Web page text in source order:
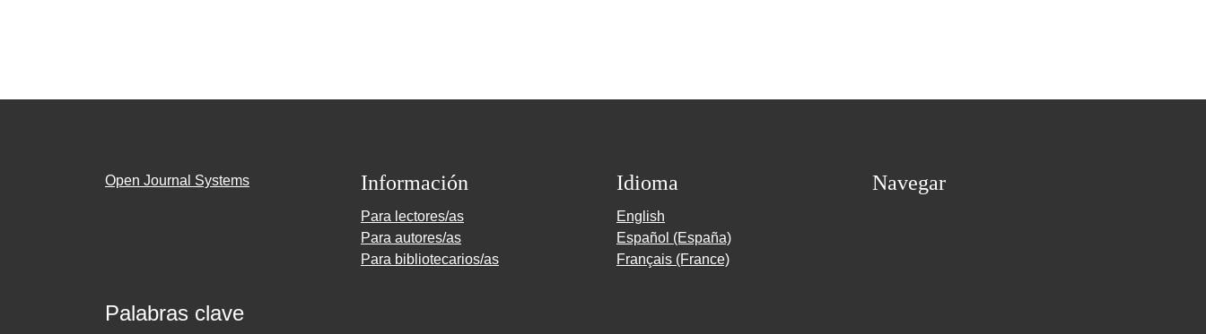
Open Journal Systems Información
Para lectores/as
Para autores/as
Para bibliotecarios/as
Idioma
English
Español (España)
Français (France)
Navegar
Palabras clave